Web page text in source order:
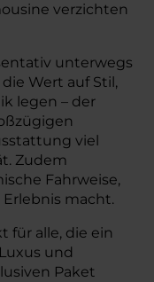
verzichten
unterwegs
Wert auf Stil,
legen – der
viel
Zudem
Fahrweise,
macht.
für alle, die ein
und
Paket